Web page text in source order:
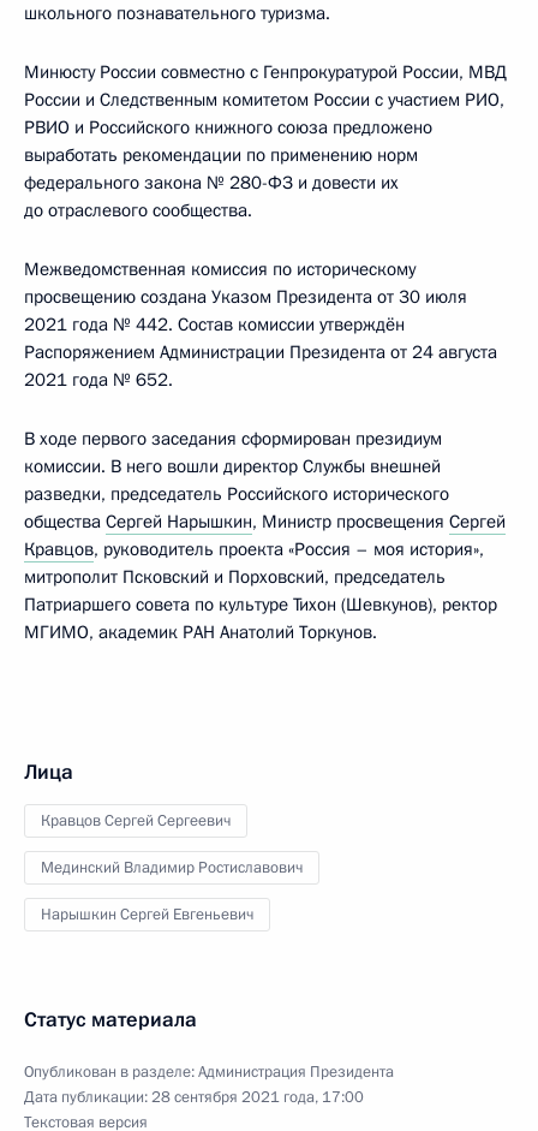
школьного познавательного туризма.
Минюсту России совместно с Генпрокуратурой России, МВД
России и Следственным комитетом России с участием РИО,
РВИО и Российского книжного союза предложено
выработать рекомендации по применению норм
федерального закона № 280-ФЗ и довести их
до отраслевого сообщества.
Межведомственная комиссия по историческому
просвещению создана Указом Президента от 30 июля
2021 года № 442. Состав комиссии утверждён
Распоряжением Администрации Президента от 24 августа
2021 года № 652.
В ходе первого заседания сформирован президиум
комиссии. В него вошли директор Службы внешней
разведки, председатель Российского исторического
общества Сергей Нарышкин, Министр просвещения Сергей
Кравцов, руководитель проекта «Россия – моя история»,
митрополит Псковский и Порховский, председатель
Патриаршего совета по культуре Тихон (Шевкунов), ректор
МГИМО, академик РАН Анатолий Торкунов.
Лица
Кравцов Сергей Сергеевич
Мединский Владимир Ростиславович
Нарышкин Сергей Евгеньевич
Статус материала
Опубликован в разделе:Администрация Президента
Дата публикации:28 сентября 2021 года, 17:00
Текстовая версия